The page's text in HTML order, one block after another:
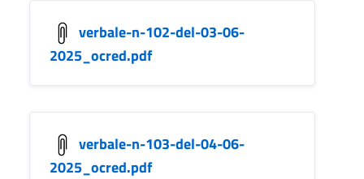
verbale-n-102-del-03-06-
2025_ocred.pdf
verbale-n-103-del-04-06-
2025_ocred.pdf